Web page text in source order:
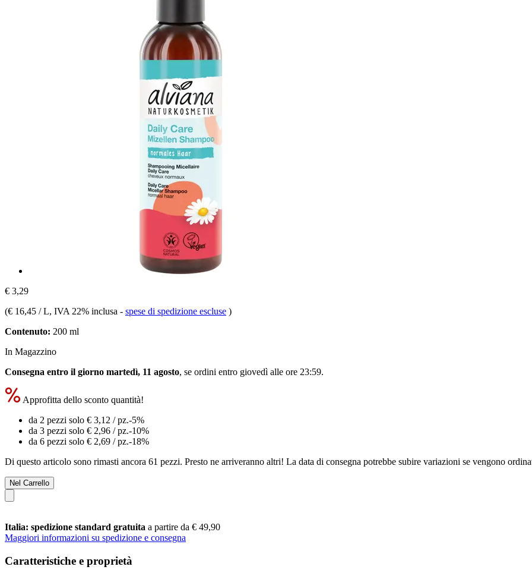
€ 3,29
(€ 16,45 / L, IVA 22% inclusa - spese di spedizione escluse )
Contenuto: 200 ml
In Magazzino
Consegna entro il giorno martedì, 11 agosto, se ordini entro giovedì alle ore 23:59.
Approfitta dello sconto quantità!
da 2 pezzi solo € 3,12 / pz.-5%
da 3 pezzi solo € 2,96 / pz.-10%
da 6 pezzi solo € 2,69 / pz.-18%
Di questo articolo sono rimasti ancora 61 pezzi. Presto ne arriveranno altri! La data di consegna potrebbe subire variazioni se vengono
Nel Carrello
Italia: spedizione standard gratuita a partire da € 49,90
Maggiori informazioni su spedizione e consegna
Caratteristiche e proprietà